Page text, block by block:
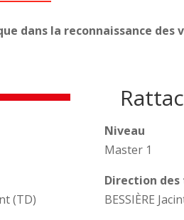
dans la reconnaissance
(TD)
Niveau
Master 1
Direction
BESSIÈRE